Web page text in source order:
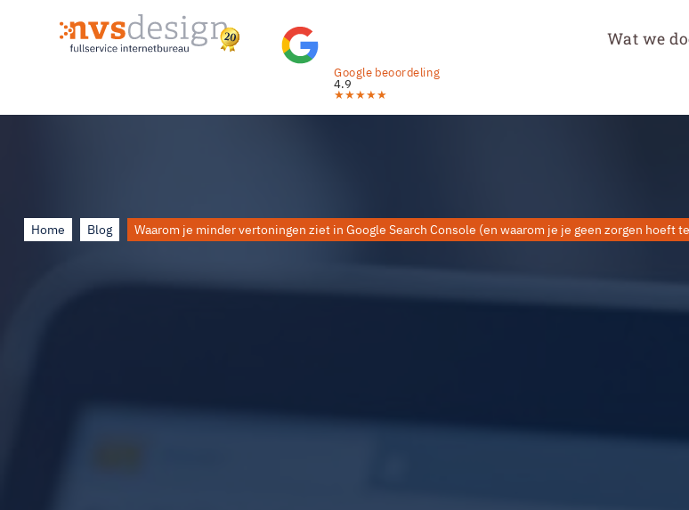
Google beoordeling
4.9
★★★★★
Wat we
Home Blog Waarom je minder vertoningen ziet in Google Search Console (en waarom je je geen zorgen hoeft